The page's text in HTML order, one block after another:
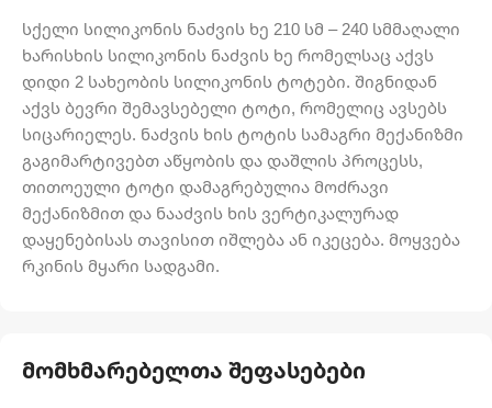
სქელი სილიკონის ნაძვის ხე 210 სმ – 240 სმმაღალი
ხარისხის სილიკონის ნაძვის ხე რომელსაც აქვს
დიდი 2 სახეობის სილიკონის ტოტები. შიგნიდან
აქვს ბევრი შემავსებელი ტოტი, რომელიც ავსებს
სიცარიელეს. ნაძვის ხის ტოტის სამაგრი მექანიზმი
გაგიმარტივებთ აწყობის და დაშლის პროცესს,
თითოეული ტოტი დამაგრებულია მოძრავი
მექანიზმით და ნააძვის ხის ვერტიკალურად
დაყენებისას თავისით იშლება ან იკეცება. მოყვება
რკინის მყარი სადგამი.
მომხმარებელთა შეფასებები